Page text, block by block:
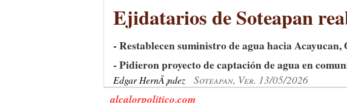
Ejidatarios de Soteapan
- Restablecen suministro de agua hacia
- Pidieron proyecto de captación de agua en
Edgar HernÃ¡ndez Soteapan, Ver. 13/05/2026
alcalorpolitico.com